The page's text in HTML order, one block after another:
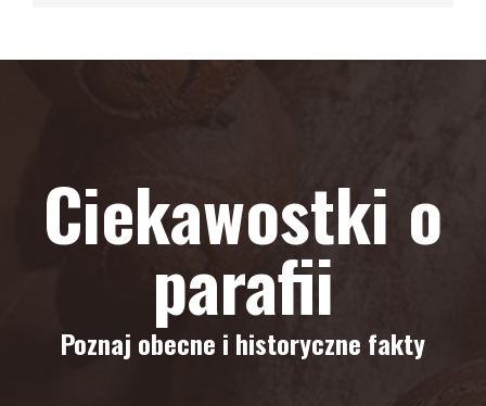
Ciekawostki o
parafii
Poznaj obecne i historyczne fakty